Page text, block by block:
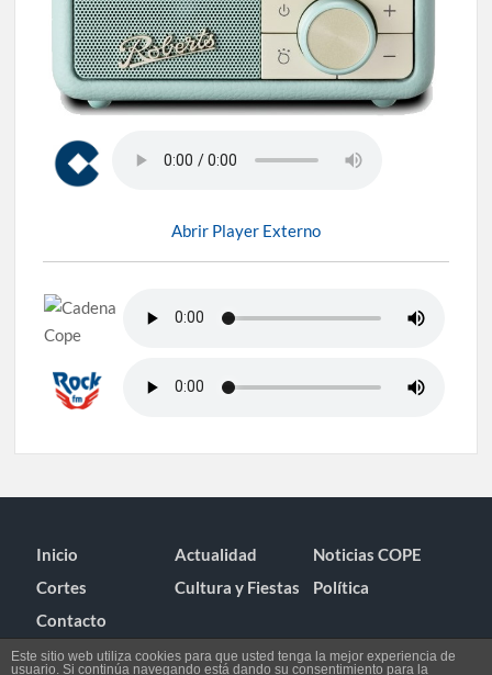
Abrir Player Externo
Inicio Actualidad
Noticias COPE
Cortes
Cultura y Fiestas
Política
Contacto
Este sitio web utiliza cookies para que usted tenga la mejor experiencia de
usuario. Si continúa navegando está dando su consentimiento para la